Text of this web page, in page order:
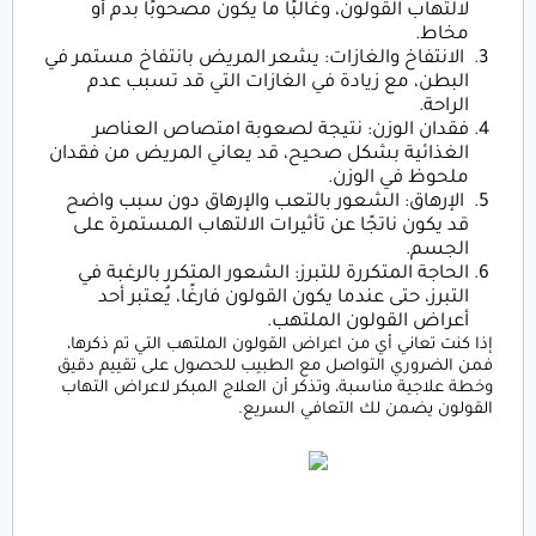
لالتهاب القولون، وغالبًا ما يكون مصحوبًا بدم أو
مخاط.
الانتفاخ والغازات: يشعر المريض بانتفاخ مستمر في
البطن، مع زيادة في الغازات التي قد تسبب عدم
الراحة.
فقدان الوزن: نتيجة لصعوبة امتصاص العناصر
الغذائية بشكل صحيح، قد يعاني المريض من فقدان
ملحوظ في الوزن.
الإرهاق: الشعور بالتعب والإرهاق دون سبب واضح
قد يكون ناتجًا عن تأثيرات الالتهاب المستمرة على
الجسم.
الحاجة المتكررة للتبرز: الشعور المتكرر بالرغبة في
التبرز، حتى عندما يكون القولون فارغًا، يُعتبر أحد
أعراض القولون الملتهب.
إذا كنت تعاني أي من اعراض القولون الملتهب التي تم ذكرها،
فمن الضروري التواصل مع الطبيب للحصول على تقييم دقيق
وخطة علاجية مناسبة، وتذكر أن العلاج المبكر لاعراض التهاب
القولون يضمن لك التعافي السريع.